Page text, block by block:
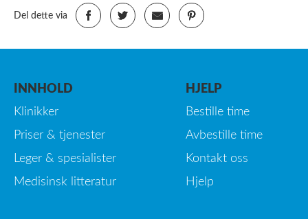
Del dette via
INNHOLD
Klinikker
Priser & tjenester
Leger & spesialister
Medisinsk litteratur
HJELP
Bestille time
Avbestille time
Kontakt oss
Hjelp